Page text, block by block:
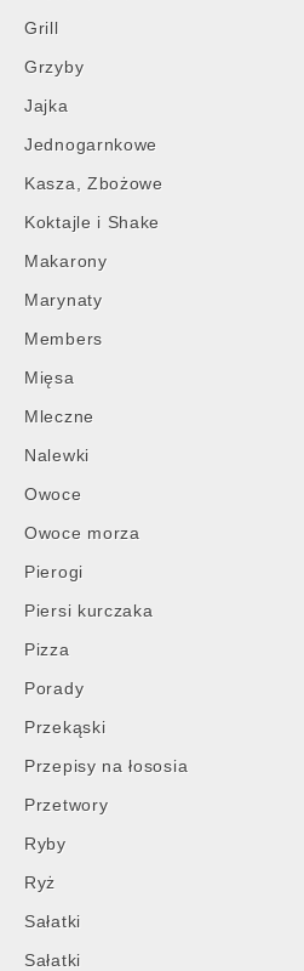
Grill
Grzyby
Jajka
Jednogarnkowe
Kasza, Zbożowe
Koktajle i Shake
Makarony
Marynaty
Members
Mięsa
Mleczne
Nalewki
Owoce
Owoce morza
Pierogi
Piersi kurczaka
Pizza
Porady
Przekąski
Przepisy na łososia
Przetwory
Ryby
Ryż
Sałatki
Sałatki